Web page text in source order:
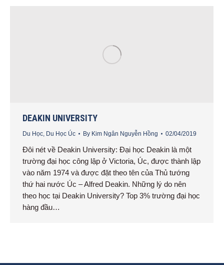
DEAKIN UNIVERSITY
Du Học, Du Học Úc By Kim Ngân Nguyễn Hồng 02/04/2019
Đôi nét về Deakin University: Đại học Deakin là một
trường đại học công lập ở Victoria, Úc, được thành lập
vào năm 1974 và được đặt theo tên của Thủ tướng
thứ hai nước Úc – Alfred Deakin. Những lý do nên
theo học tại Deakin University? Top 3% trường đại học
hàng đầu…